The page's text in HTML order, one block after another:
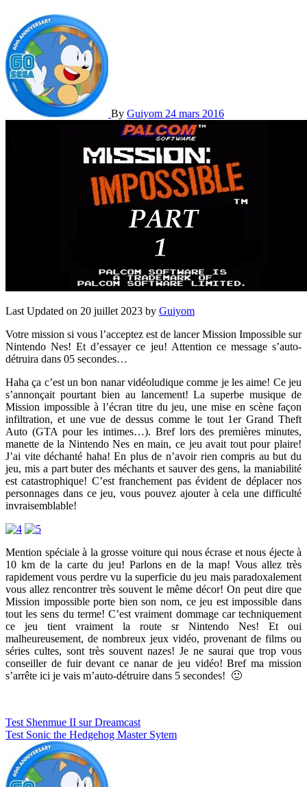
By Guiyom 24 mars 2016
Last Updated on 20 juillet 2023 by Guiyom
Votre mission si vous l’acceptez est de lancer Mission Impossible sur
Nintendo Nes! Et d’essayer ce jeu! Attention ce message s’auto-
détruira dans 05 secondes…
Haha ça c’est un bon nanar vidéoludique comme je les aime! Ce jeu
s’annonçait pourtant bien au lancement! La superbe musique de
Mission impossible à l’écran titre du jeu, une mise en scène façon
infiltration, et une vue de dessus comme le tout 1er Grand Theft
Auto (GTA pour les intimes…). Bref lors des premières minutes,
manette de la Nintendo Nes en main, ce jeu avait tout pour plaire!
J’ai vite déchanté haha! En plus de n’avoir rien compris au but du
jeu, mis a part buter des méchants et sauver des gens, la maniabilité
est catastrophique! C’est franchement pas évident de déplacer nos
personnages dans ce jeu, vous pouvez ajouter à cela une difficulté
invraisemblable!
Mention spéciale à la grosse voiture qui nous écrase et nous éjecte à
10 km de la carte du jeu! Parlons en de la map! Vous allez très
rapidement vous perdre vu la superficie du jeu mais paradoxalement
vous allez rencontrer très souvent le même décor! On peut dire que
Mission impossible porte bien son nom, ce jeu est impossible dans
tout les sens du terme! C’est vraiment dommage car techniquement
ce jeu tient vraiment la route sr Nintendo Nes! Et oui
malheureusement, de nombreux jeux vidéo, provenant de films ou
séries cultes, sont très souvent nazes! Je ne saurai que trop vous
conseiller de fuir devant ce nanar de jeu vidéo! Bref ma mission
s’arrête ici je vais m’auto-détruire dans 5 secondes! 🙂
Navigation
de
l’article
Test Shenmue II sur Dreamcast
Test Sonic the Hedgehog Master Sytem